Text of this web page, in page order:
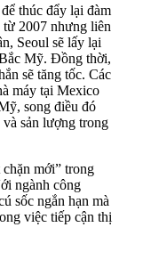
thúc đẩy lại đàm
2007 nhưng liên
Seoul sẽ lấy lại
Mỹ. Đồng thời,
sẽ tăng tốc. Các
máy tại Mexico
song điều đó
sản lượng trong
mới” trong
ngành công
sốc ngắn hạn mà
việc tiếp cận thị